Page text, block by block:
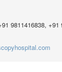
9811416838, +91